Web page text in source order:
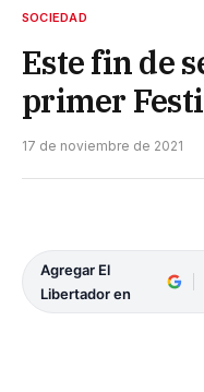
SOCIEDAD
Este fin de
primer
17 de noviembre de 2021
Agregar El
Libertador en